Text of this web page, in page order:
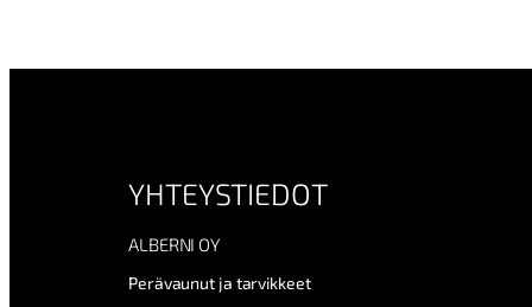
YHTEYSTIEDOT
ALBERNI OY
Perävaunut ja tarvikkeet